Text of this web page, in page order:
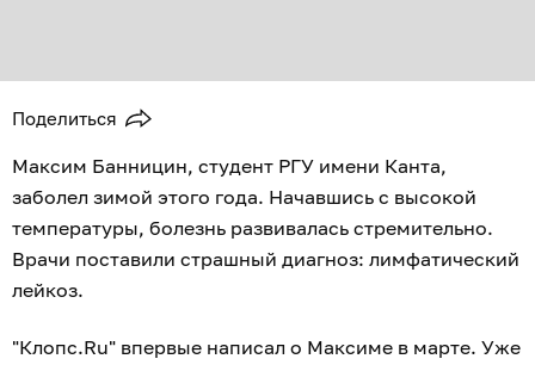
Поделиться
Максим Банницин, студент РГУ имени Канта,
заболел зимой этого года. Начавшись с высокой
температуры, болезнь развивалась стремительно.
Врачи поставили страшный диагноз: лимфатический
лейкоз.
"Клопс.Ru" впервые написал о Максиме в марте. Уже